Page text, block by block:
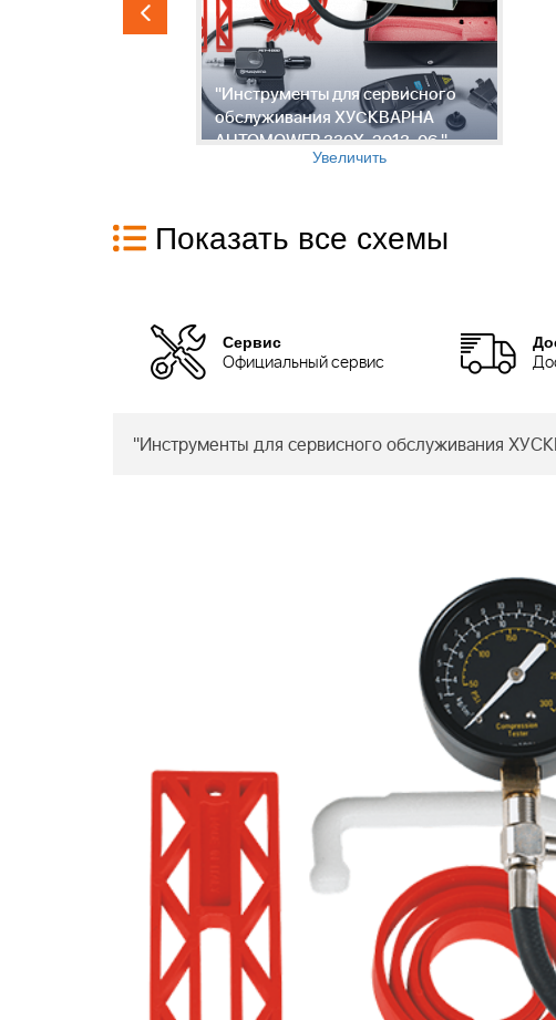
"Инструменты для сервисного
обслуживания ХУСКВАРНА
AUTOMOWER 330X, 2013-06 "
Увеличить
Показать все схемы
Сервис
Официальный сервис
"Инструменты для сервисного обслуживания